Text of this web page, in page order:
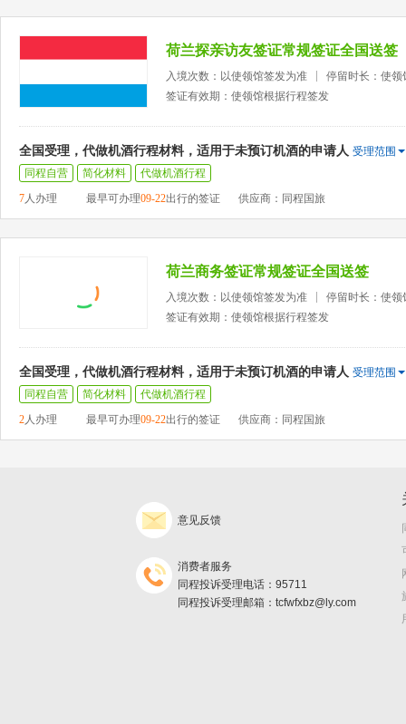
荷兰探亲访友签证常规签证全国送签
入境次数：以使领馆签发为准
停留时长：使领
签证有效期：使领馆根据行程签发
全国受理，代做机酒行程材料，适用于未预订机酒的申请人 受理范围
同程自营
简化材料
代做机酒行程
7人办理 最早可办理09-22出行的签证 供应商：同程国旅
荷兰商务签证常规签证全国送签
入境次数：以使领馆签发为准
停留时长：使领
签证有效期：使领馆根据行程签发
全国受理，代做机酒行程材料，适用于未预订机酒的申请人 受理范围
同程自营
简化材料
代做机酒行程
2人办理 最早可办理09-22出行的签证 供应商：同程国旅
意见反馈
消费者服务
同程投诉受理电话：95711
同程投诉受理邮箱：tcfwfxbz@ly.com